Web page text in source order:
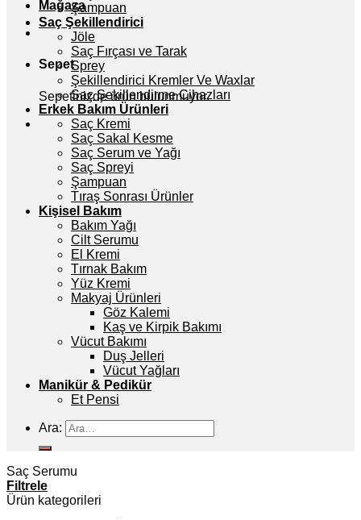
Mağaza
Sepet
Sepetinizde ürün bulunmuyor.
Şampuan
Saç Şekillendirici
Jöle
Saç Fırçası ve Tarak
Sprey
Şekillendirici Kremler Ve Waxlar
Saç Şekillendirme Cihazları
Erkek Bakım Ürünleri
Saç Kremi
Saç Sakal Kesme
Saç Serum ve Yağı
Saç Spreyi
Şampuan
Tıraş Sonrası Ürünler
Kişisel Bakım
Bakım Yağı
Cilt Serumu
El Kremi
Tırnak Bakım
Yüz Kremi
Makyaj Ürünleri
Göz Kalemi
Kaş ve Kirpik Bakımı
Vücut Bakımı
Duş Jelleri
Vücut Yağları
Manikür & Pedikür
Et Pensi
Ara:
Saç Serumu
Filtrele
Ürün kategorileri